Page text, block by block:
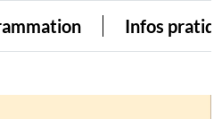
Infos